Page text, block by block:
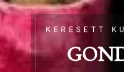
KERESETT